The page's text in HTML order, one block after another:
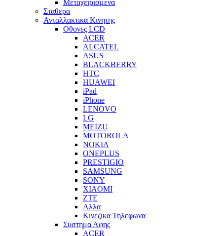
Μεταχειρισμενα
Σταθερα
Ανταλλακτικα Κινητης
Οθονες LCD
ACER
ALCATEL
ASUS
BLACKBERRY
HTC
HUAWEI
iPad
iPhone
LENOVO
LG
MEIZU
MOTOROLA
NOKIA
ONEPLUS
PRESTIGIO
SAMSUNG
SONY
XIAOMI
ZTE
Αλλα
Κινεζικα Τηλεφωνα
Συστημα Αφης
ACER